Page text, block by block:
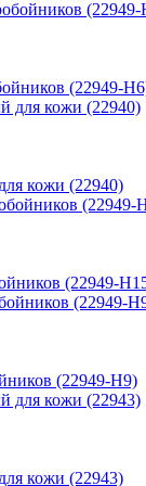
(22949-
кожи (22940)
(22949-
(22949-H9)
кожи (22943)